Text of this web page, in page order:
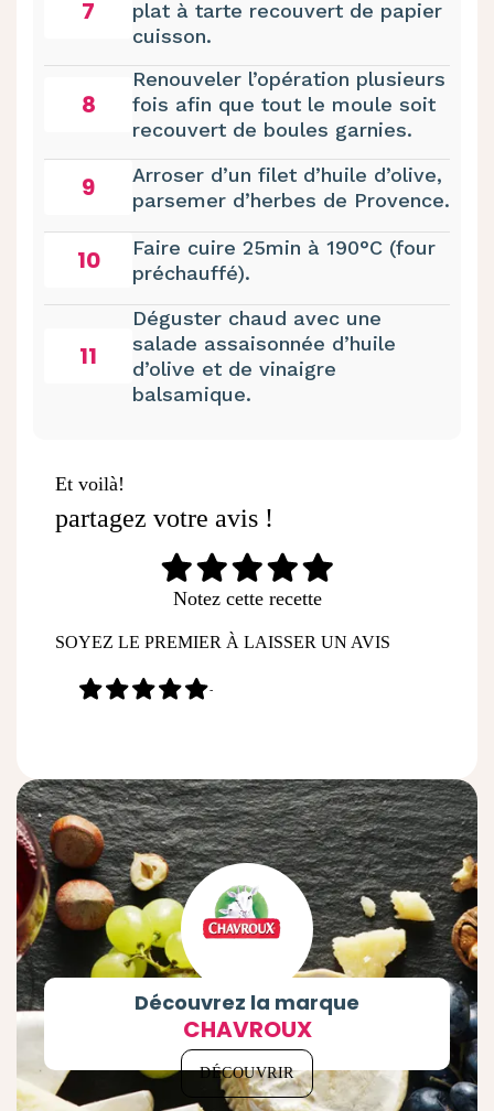
7
plat à tarte recouvert de papier
cuisson.
8
Renouveler l’opération plusieurs
fois afin que tout le moule soit
recouvert de boules garnies.
9
Arroser d’un filet d’huile d’olive,
parsemer d’herbes de Provence.
10
Faire cuire 25min à 190°C (four
préchauffé).
11
Déguster chaud avec une
salade assaisonnée d’huile
d’olive et de vinaigre
balsamique.
Et voilà!
partagez votre avis !
Notez cette recette
SOYEZ LE PREMIER À LAISSER UN AVIS
-
Découvrez la marque
CHAVROUX
DÉCOUVRIR